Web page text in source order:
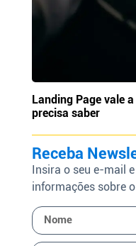
Landing Page vale
precisa saber
Receba
Insira o seu e-mail
informações sobre